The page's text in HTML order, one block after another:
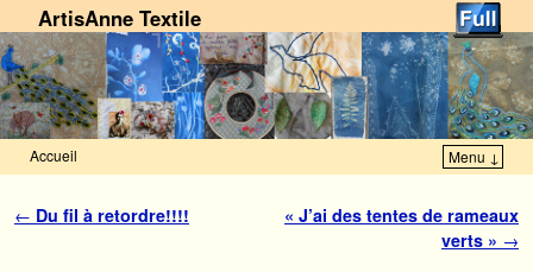
ArtisAnne Textile
Accueil Menu ↓
Navigation des articles
← Du fil à retordre!!!!
« J’ai des tentes de rameaux
verts » →